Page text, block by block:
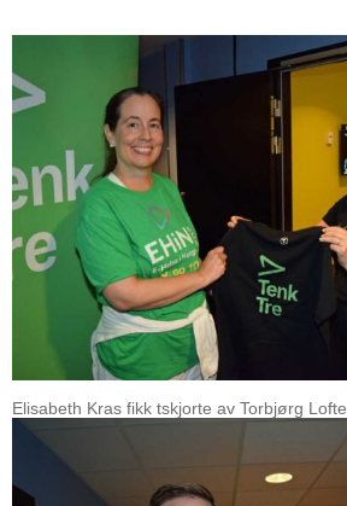
Elisabeth Kras fikk tskjorte av Torbjørg